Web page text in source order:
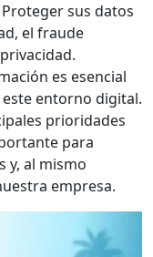
sus datos
el fraude
es esencial
entorno digital.
prioridades
para
y, al mismo
empresa.